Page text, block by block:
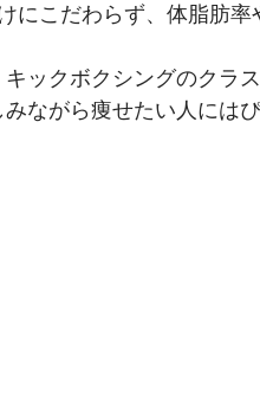
けにこだわらず、体脂肪
ックボクシングのクラ
ながら痩せたい人にはぴ